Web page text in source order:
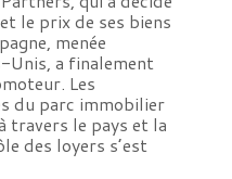
le prix de ses biens
menée
Unis, a finalement
Les
du parc immobilier
travers le pays et la
des loyers s’est